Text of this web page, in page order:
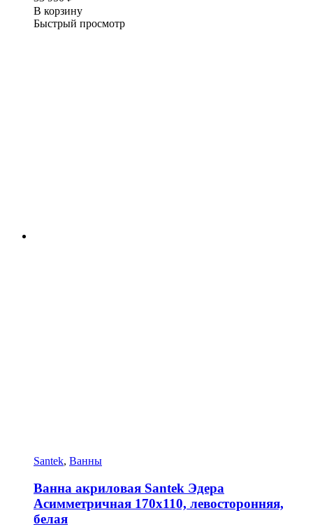
В корзину
Быстрый просмотр
Santek, Ванны
Ванна акриловая Santek Эдера
Асимметричная 170х110, левосторонняя,
белая